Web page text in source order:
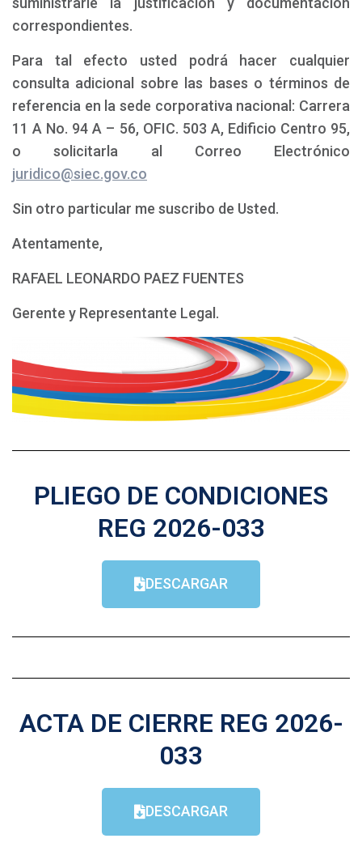
correspondientes.
Para tal efecto usted podrá hacer cualquier
consulta adicional sobre las bases o términos de
referencia en la sede corporativa nacional: Carrera
11 A No. 94 A – 56, OFIC. 503 A, Edificio Centro 95,
o solicitarla al Correo Electrónico
juridico@siec.gov.co
Sin otro particular me suscribo de Usted.
Atentamente,
RAFAEL LEONARDO PAEZ FUENTES
Gerente y Representante Legal.
PLIEGO DE CONDICIONES
REG 2026-033
DESCARGAR
ACTA DE CIERRE REG 2026-
033
DESCARGAR